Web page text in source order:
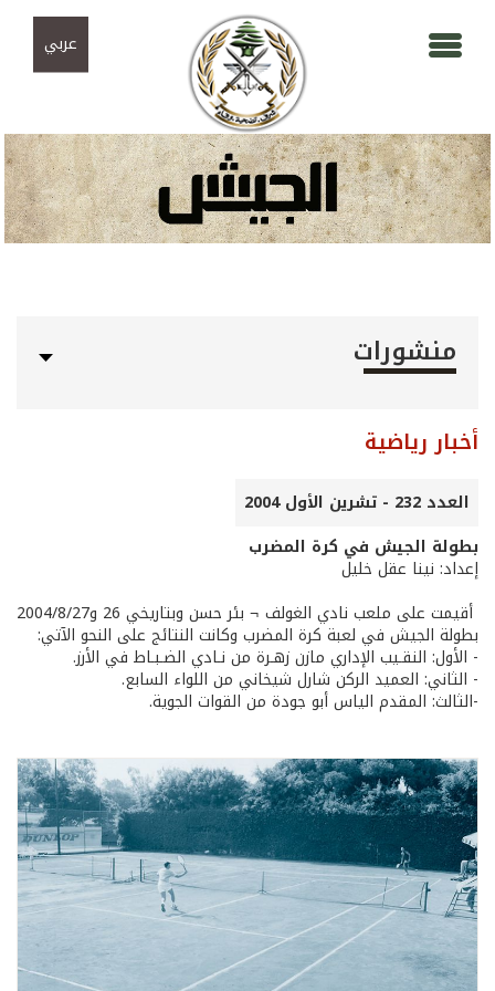
عربي
منشورات
أخبار رياضية
العدد 232 - تشرين الأول 2004
بطولة الجيش في كرة المضرب
إعداد: نينا عقل خليل
أقيمت على ملعب نادي الغولف ¬ بئر حسن وبتاريخي 26 و2004/8/27
بطولة الجيش في لعبة كرة المضرب وكانت النتائج على النحو الآتي:
- الأول: النقـيب الإداري مازن زهـرة من نـادي الضـبـاط في الأرز.
- الثاني: العميد الركن شارل شيخاني من اللواء السابع.
-الثالث: المقدم الياس أبو جودة من القوات الجوية.